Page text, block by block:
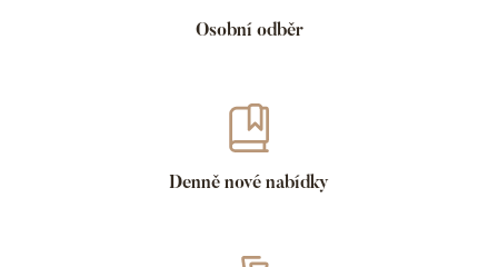
Osobní odběr
Denně nové nabídky